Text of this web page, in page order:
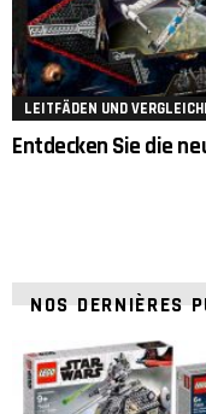
LEITFÄDEN UND
Entdecken Sie die
NOS DERNIÈRES